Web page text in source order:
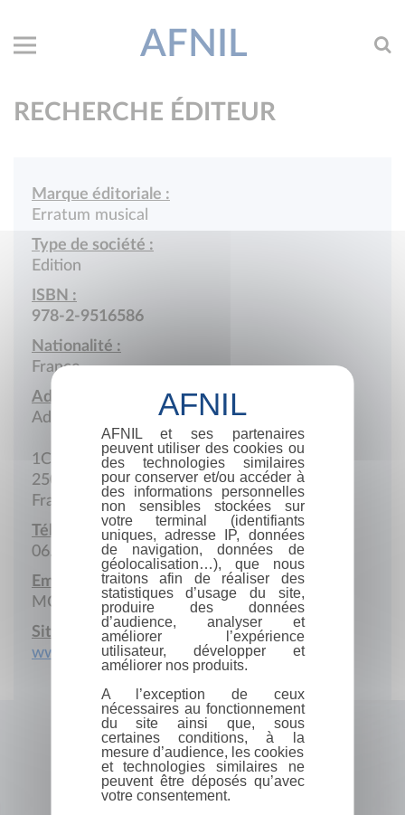
AFNIL
RECHERCHE ÉDITEUR
Marque éditoriale :
Erratum musical
Type de société :
Edition
ISBN :
978-2-9516586
Nationalité :
France
Adresse :
Adresse postale
1C Rue Rolland BP 96162
25014 Besançon Cedex 6
France
Téléphone :
06.62.66.98.05
Email :
MONTESSUIS@free.fr
Site Internet :
www.eternalnetwork.org
AFNIL et ses partenaires
peuvent utiliser des cookies ou
des technologies similaires
pour conserver et/ou accéder à
des informations personnelles
non sensibles stockées sur
votre terminal (identifiants
uniques, adresse IP, données
de navigation, données de
géolocalisation…), que nous
traitons afin de réaliser des
statistiques d’usage du site,
produire des données
d’audience, analyser et
améliorer l’expérience
utilisateur, développer et
améliorer nos produits.
A l’exception de ceux
nécessaires au fonctionnement
du site ainsi que, sous
certaines conditions, à la
mesure d’audience, les cookies
et technologies similaires ne
peuvent être déposés qu’avec
votre consentement.